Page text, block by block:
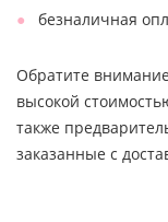
безналичная
Обратите
высокой
также
заказанные с